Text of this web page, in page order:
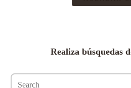
Realiza búsquedas